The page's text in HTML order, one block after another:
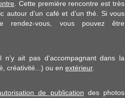
. Cette première rencontre est très
autour d’un café et d’un thé. Si vous
rendez-vous, vous pouvez être
n’y ait pas d'accompagnant dans la
créativité...) ou en extérieur.
de publication des photos